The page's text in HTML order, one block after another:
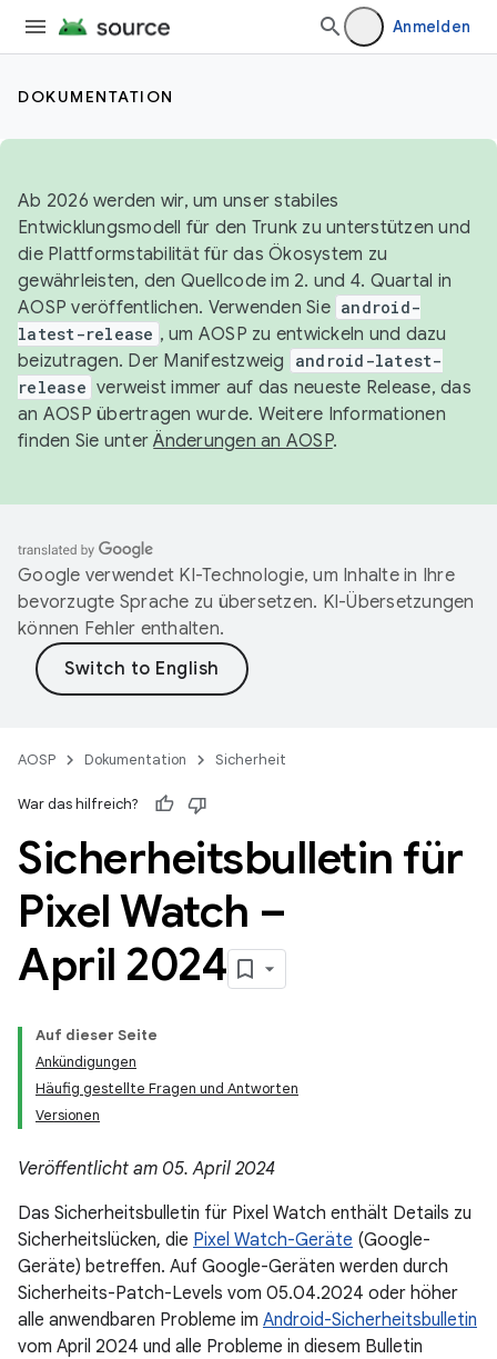
Anmelden
DOKUMENTATION
Ab 2026 werden wir, um unser stabiles
Entwicklungsmodell für den Trunk zu unterstützen und
die Plattformstabilität für das Ökosystem zu
gewährleisten, den Quellcode im 2. und 4. Quartal in
AOSP veröffentlichen. Verwenden Sie android-
latest-release , um AOSP zu entwickeln und dazu
beizutragen. Der Manifestzweig
android-latest-
release verweist immer auf das neueste Release, das
an AOSP übertragen wurde. Weitere Informationen
finden Sie unterÄnderungen an AOSP.
Google verwendet KI-Technologie, um Inhalte in Ihre
bevorzugte Sprache zu übersetzen. KI-Übersetzungen
können Fehler enthalten.
AOSP Dokumentation Sicherheit
War das hilfreich?
Sicherheitsbulletin für
Pixel Watch –
April 2024
Auf dieser Seite
Ankündigungen
Häufig gestellte Fragen und Antworten
Versionen
Veröffentlicht am 05. April 2024
Das Sicherheitsbulletin für Pixel Watch enthält Details zu
Sicherheitslücken, die Pixel Watch-Geräte (Google-
Geräte) betreffen. Auf Google-Geräten werden durch
Sicherheits-Patch-Levels vom 05.04.2024 oder höher
alle anwendbaren Probleme im Android-Sicherheitsbulletin
vom April 2024 und alle Probleme in diesem Bulletin